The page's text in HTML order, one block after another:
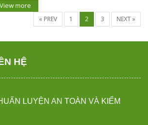
View more
« PREV 1 2 3 NEXT »
HỆ
LUYỆN AN TOÀN VÀ KIỂM